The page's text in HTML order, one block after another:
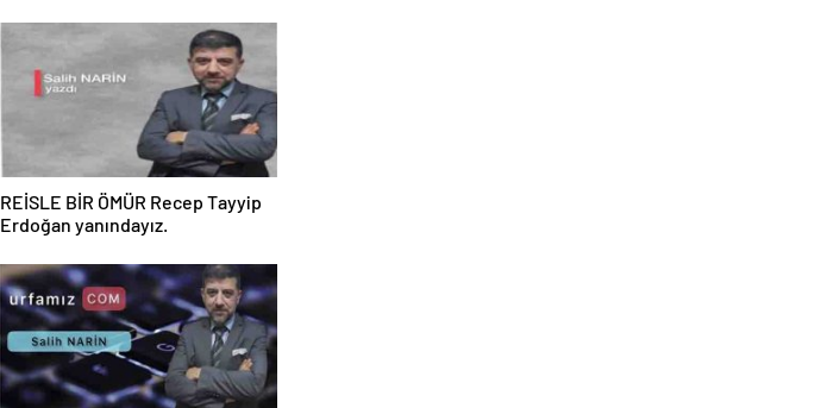
REİSLE BİR ÖMÜR Recep Tayyip
Erdoğan yanındayız.